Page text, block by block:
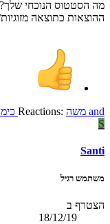
ההוצאות כתוצאה
Reactions: משה and
S
Santi
משתמש רגיל
הצטרף ב
18/12/19